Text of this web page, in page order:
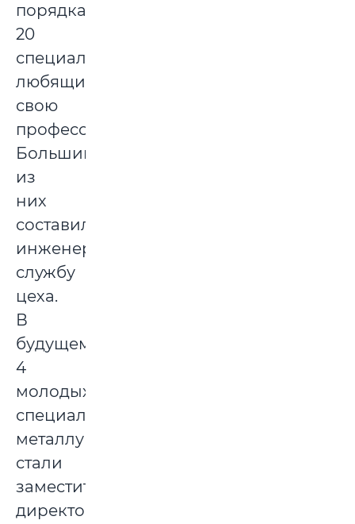
порядка
20
специалистов
любящих
свою
профессию.
Большинство
из
них
составили
инженерную
службу
цеха.
В
будущем
4
молодых
специалиста-
металлурга
стали
заместителями
директора